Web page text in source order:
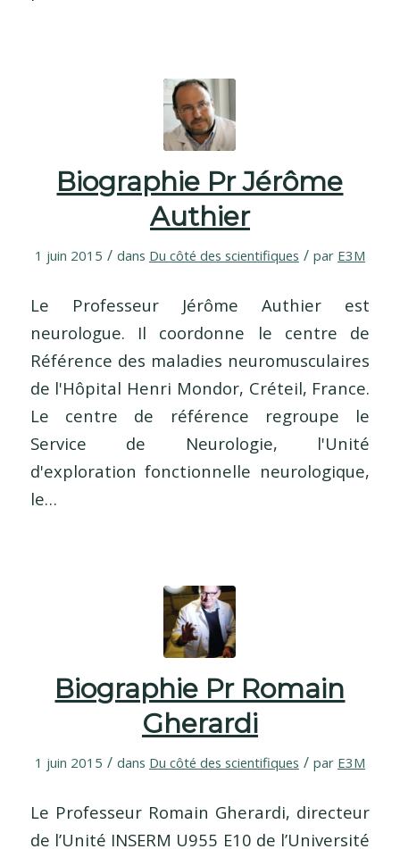
Biographie Pr Jérôme
Authier
1 juin 2015 / dans Du côté des scientifiques / par E3M
Le Professeur Jérôme Authier est
neurologue. Il coordonne le centre de
Référence des maladies neuromusculaires
de l'Hôpital Henri Mondor, Créteil, France.
Le centre de référence regroupe le
Service de Neurologie, l'Unité
d'exploration fonctionnelle neurologique,
le…
Biographie Pr Romain
Gherardi
1 juin 2015 / dans Du côté des scientifiques / par E3M
Le Professeur Romain Gherardi, directeur
de l’Unité INSERM U955 E10 de l’Université